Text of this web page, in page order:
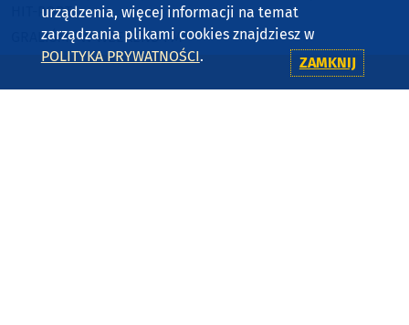
HIT-PORT
GRALIŚMY W WEEKEND FM
CZĘSTOTLIWOŚCI
urządzenia, więcej informacji na temat
zarządzania plikami cookies znajdziesz w
POLITYKA PRYWATNOŚCI. ZAMKNIJ